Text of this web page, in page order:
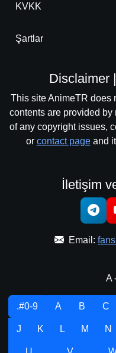
KVKK
Şartlar
Disclaimer
This site AnimeTR does
contents are provided
of any copyright issues,
or contact pageand it
İletişim
Email:
A
.#0-9 A B C
J K L M N